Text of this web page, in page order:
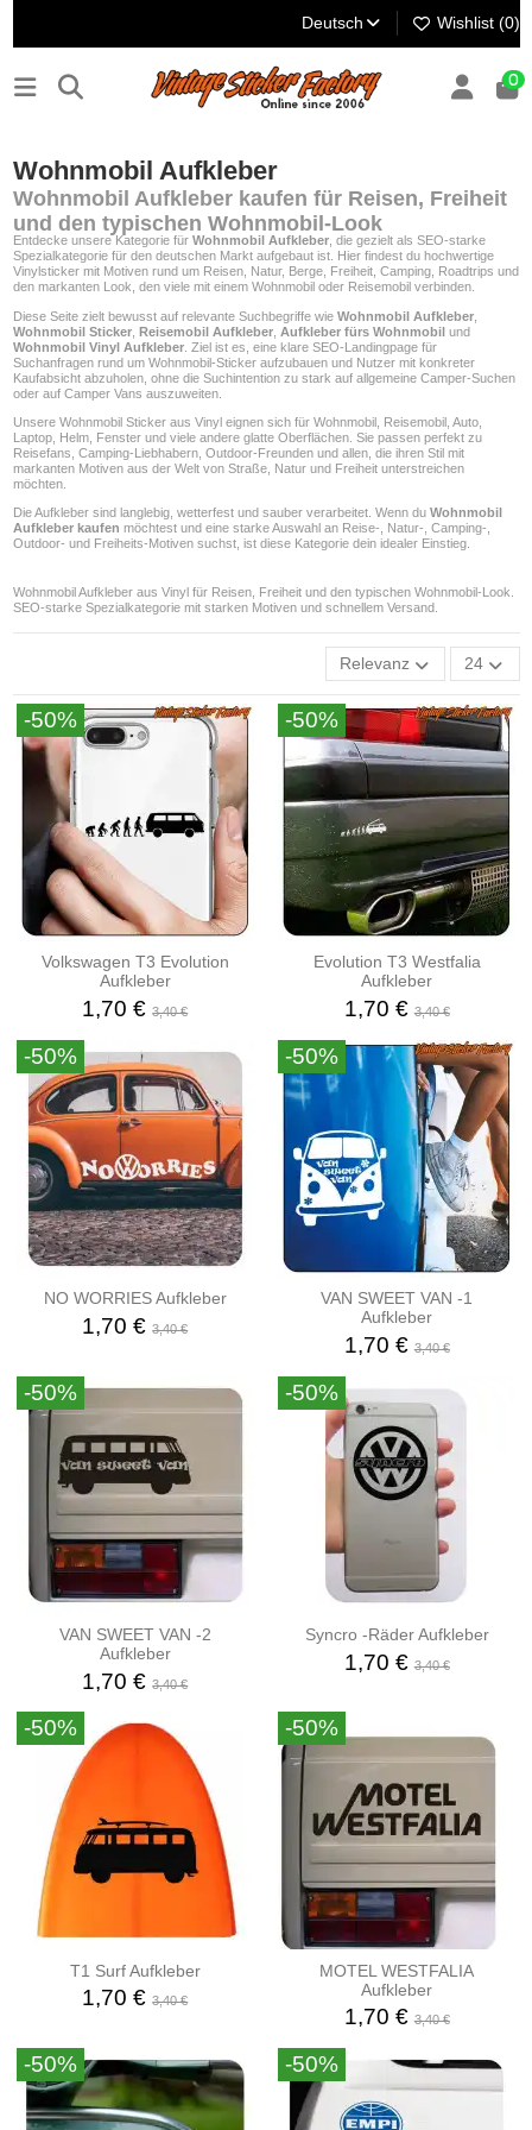
Deutsch Wishlist (0)
0
Wohnmobil Aufkleber
Wohnmobil Aufkleber kaufen für Reisen, Freiheit
und den typischen Wohnmobil-Look
Entdecke unsere Kategorie für Wohnmobil Aufkleber, die gezielt als SEO-starke
Spezialkategorie für den deutschen Markt aufgebaut ist. Hier findest du hochwertige
Vinylsticker mit Motiven rund um Reisen, Natur, Berge, Freiheit, Camping, Roadtrips und
den markanten Look, den viele mit einem Wohnmobil oder Reisemobil verbinden.
Diese Seite zielt bewusst auf relevante Suchbegriffe wie Wohnmobil Aufkleber,
Wohnmobil Sticker, Reisemobil Aufkleber, Aufkleber fürs Wohnmobilund
Wohnmobil Vinyl Aufkleber. Ziel ist es, eine klare SEO-Landingpage für
Suchanfragen rund um Wohnmobil-Sticker aufzubauen und Nutzer mit konkreter
Kaufabsicht abzuholen, ohne die Suchintention zu stark auf allgemeine Camper-Suchen
oder auf Camper Vans auszuweiten.
Unsere Wohnmobil Sticker aus Vinyl eignen sich für Wohnmobil, Reisemobil, Auto,
Laptop, Helm, Fenster und viele andere glatte Oberflächen. Sie passen perfekt zu
Reisefans, Camping-Liebhabern, Outdoor-Freunden und allen, die ihren Stil mit
markanten Motiven aus der Welt von Straße, Natur und Freiheit unterstreichen
möchten.
Die Aufkleber sind langlebig, wetterfest und sauber verarbeitet. Wenn du Wohnmobil
Aufkleber kaufen möchtest und eine starke Auswahl an Reise-, Natur-, Camping-,
Outdoor- und Freiheits-Motiven suchst, ist diese Kategorie dein idealer Einstieg.
Wohnmobil Aufkleber aus Vinyl für Reisen, Freiheit und den typischen Wohnmobil-Look.
SEO-starke Spezialkategorie mit starken Motiven und schnellem Versand.
Relevanz 24
-50%
Volkswagen T3 Evolution
Aufkleber
1,70 €3,40 €
-50%
Evolution T3 Westfalia
Aufkleber
1,70 €3,40 €
-50%
NO WORRIES Aufkleber
1,70 €3,40 €
-50%
VAN SWEET VAN -1
Aufkleber
1,70 €3,40 €
-50%
VAN SWEET VAN -2
Aufkleber
1,70 €3,40 €
-50%
Syncro -Räder Aufkleber
1,70 €3,40 €
-50%
T1 Surf Aufkleber
1,70 €3,40 €
-50%
MOTEL WESTFALIA
Aufkleber
1,70 €3,40 €
-50% -50%